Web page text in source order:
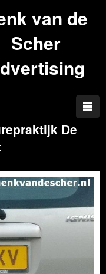
van de
Scher
De